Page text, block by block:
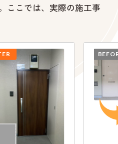
ここでは、実際の施工事